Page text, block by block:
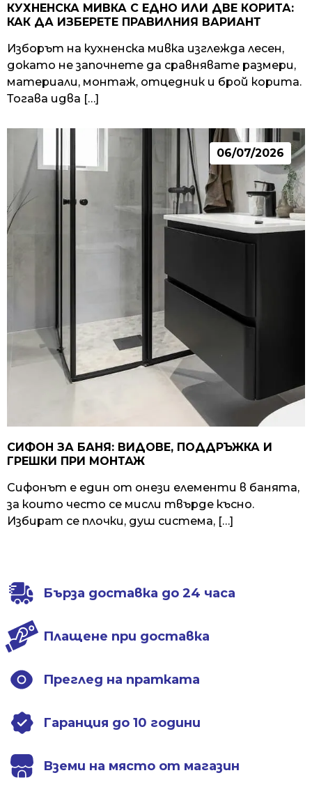
КУХНЕНСКА МИВКА С ЕДНО ИЛИ ДВЕ КОРИТА:
КАК ДА ИЗБЕРЕТЕ ПРАВИЛНИЯ ВАРИАНТ
Изборът на кухненска мивка изглежда лесен,
докато не започнете да сравнявате размери,
материали, монтаж, отцедник и брой корита.
Тогава идва […]
СИФОН ЗА БАНЯ: ВИДОВЕ, ПОДДРЪЖКА И
ГРЕШКИ ПРИ МОНТАЖ
06/07/2026
Сифонът е един от онези елементи в банята,
за които често се мисли твърде късно.
Избират се плочки, душ система, […]
Бърза доставка до 24 часа
Плащене при доставка
Преглед на пратката
Гаранция до 10 години
Вземи на място от магазин